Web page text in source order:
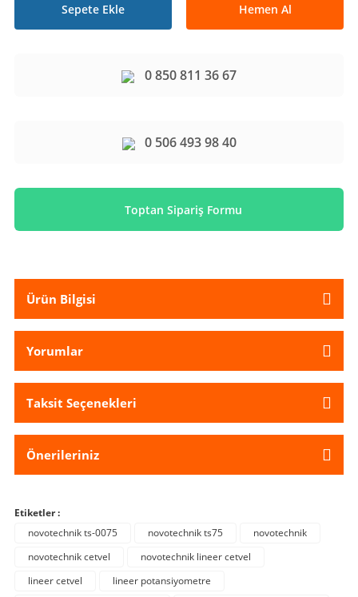
Sepete Ekle Hemen Al
0 850 811 36 67
0 506 493 98 40
Toptan Sipariş Formu
Ürün Bilgisi
Yorumlar
Taksit Seçenekleri
Önerileriniz
Etiketler :
novotechnik ts-0075
novotechnik ts75
novotechnik
novotechnik cetvel
novotechnik lineer cetvel
lineer cetvel
lineer potansiyometre